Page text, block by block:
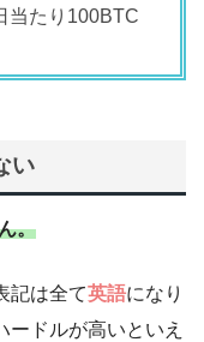
当たり100BTC
い
。
記は全て英語になり
ードルが高いといえ